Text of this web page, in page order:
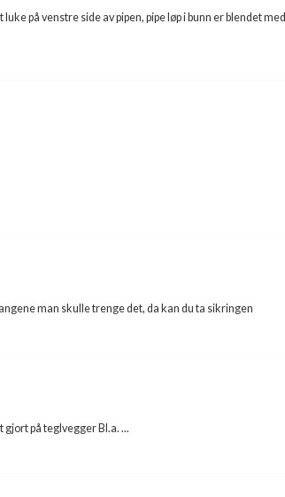
på venstre side av pipen, pipe løp i bunn er blendet med
man skulle trenge det, da kan du ta sikringen
på teglvegger Bl.a. ...